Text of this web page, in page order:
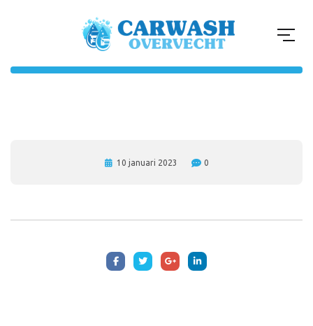
10 januari 2023 0